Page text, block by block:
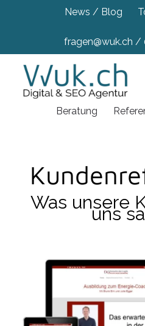
News / Blog
fragen@wuk.ch /
Beratung
Was unsere
uns